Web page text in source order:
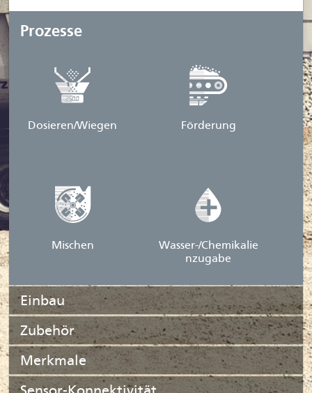
Prozesse
Dosieren/Wiegen Förderung
Mischen
Wasser-/Chemikalie
nzugabe
Einbau
Zubehör
Merkmale